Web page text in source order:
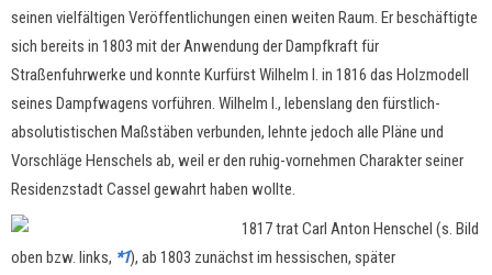
seinen vielfältigen Veröffentlichungen einen weiten Raum. Er beschäftigte
sich bereits in 1803 mit der Anwendung der Dampfkraft für
Straßenfuhrwerke und konnte Kurfürst Wilhelm I. in 1816 das Holzmodell
seines Dampfwagens vorführen. Wilhelm I., lebenslang den fürstlich-
absolutistischen Maßstäben verbunden, lehnte jedoch alle Pläne und
Vorschläge Henschels ab, weil er den ruhig-vornehmen Charakter seiner
Residenzstadt Cassel gewahrt haben wollte.
1817 trat Carl Anton Henschel (s. Bild
oben bzw. links, *1), ab 1803 zunächst im hessischen, später